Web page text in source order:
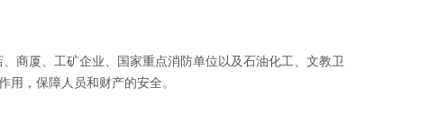
商厦、工矿企业、国家重点消防单位以及石油化工、文教卫
，保障人员和财产的安全。